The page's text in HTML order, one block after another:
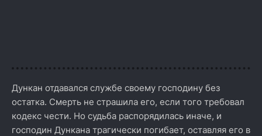
Дункан отдавался службе своему господину без
остатка. Смерть не страшила его, если того требовал
кодекс чести. Но судьба распорядилась иначе, и
господин Дункана трагически погибает, оставляя его в